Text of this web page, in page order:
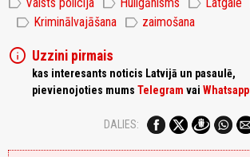
label Kriminālvajāšana label zaimošana
info Uzzini pirmais
kas interesants noticis Latvijā un pasaulē,
pievienojoties mums Telegram vai Whatsapp
DALIES: